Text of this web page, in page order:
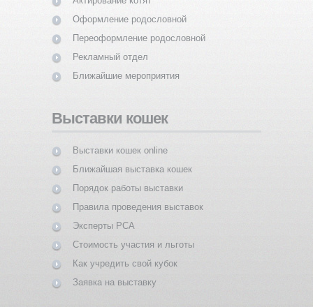
Оформление родословной
Переоформление родословной
Рекламный отдел
Ближайшие мероприятия
Выставки кошек
Выставки кошек online
Ближайшая выставка кошек
Порядок работы выставки
Правила проведения выставок
Эксперты PCA
Стоимость участия и льготы
Как учредить свой кубок
Заявка на выставку